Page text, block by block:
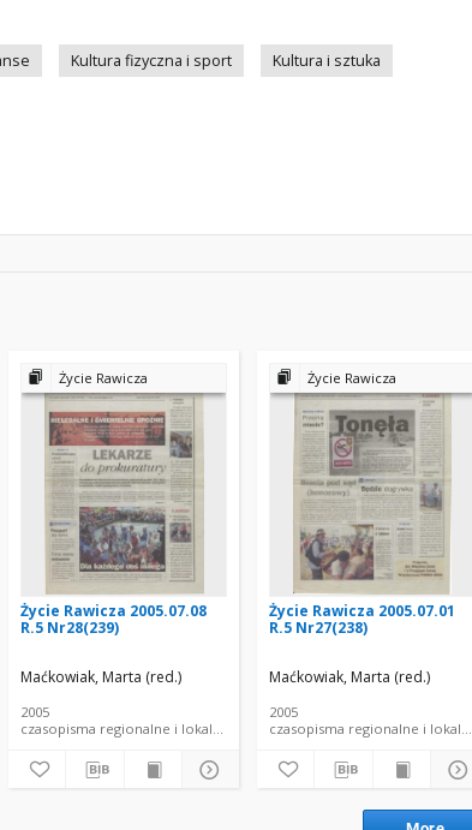
Kultura fizyczna i sport Kultura i sztuka
Życie Rawicza
Życie Rawicza 2005.07.08
R.5 Nr28(239)
Maćkowiak, Marta (red.)
2005
czasopisma regionalne i lokalne
Życie Rawicza
Życie Rawicza 2005.07.01
R.5 Nr27(238)
Maćkowiak, Marta (red.)
2005
czasopisma regionalne i lokalne